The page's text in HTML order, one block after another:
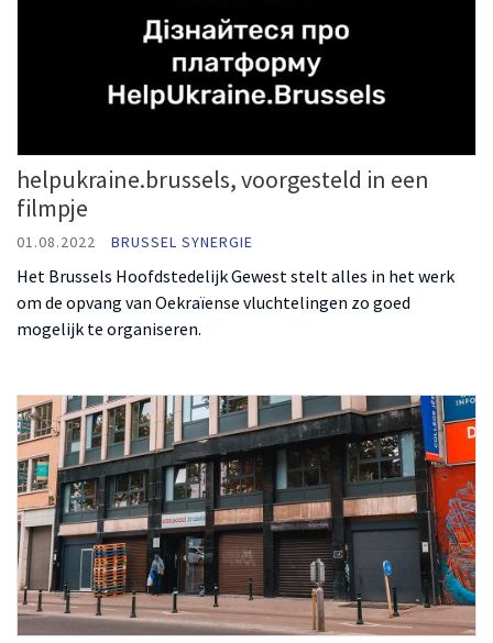
helpukraine.brussels, voorgesteld in een
filmpje
01.08.2022 BRUSSEL SYNERGIE
Het Brussels Hoofdstedelijk Gewest stelt alles in het werk
om de opvang van Oekraïense vluchtelingen zo goed
mogelijk te organiseren.